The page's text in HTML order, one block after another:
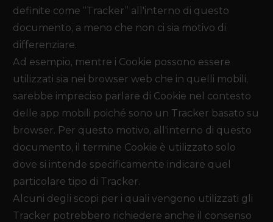
definite come “Tracker” all'interno di questo
documento, a meno che non ci sia motivo di
differenziare.
Ad esempio, mentre i Cookie possono essere
utilizzati sia nei browser web che in quelli mobili,
sarebbe impreciso parlare di Cookie nel contesto
delle app mobili poiché sono un Tracker basato su
browser. Per questo motivo, all'interno di questo
documento, il termine Cookie è utilizzato solo
dove si intende specificamente indicare quel
particolare tipo di Tracker.
Alcuni degli scopi per i quali vengono utilizzati gli
Tracker potrebbero richiedere anche il consenso